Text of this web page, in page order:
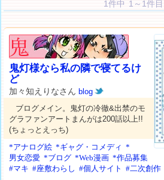
1件中 1～1件目
鬼灯様なら私の隣で寝てるけ
ど
加々知えりなさんblog
ブログメイン。鬼灯の冷徹&出禁のモ
グラファンアートまんがは200話以上!!
(ちょっとえっち)
*アナログ絵 *ギャグ・コメディ *
男女恋愛 *ブログ *Web漫画 *作品募集
#マキ #座敷わらし #個人サイト #二次創作